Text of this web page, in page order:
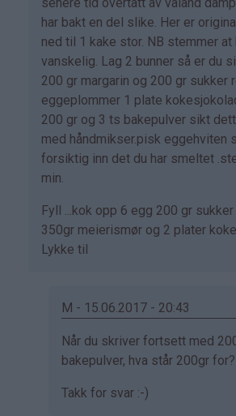
av
Marianne
(ikke
bekreftet)
har bakt en del slike. Her er
ned til 1 kake stor. NB stemmer
vanskelig. Lag 2 bunner så er du
200 gr margarin og 200 gr sukker
eggeplommer 1 plate
200 gr og 3 ts bakepulver sikt
med håndmikser.pisk eggehviten
forsiktig inn det du har smeltet
min.
Fyll ...kok opp 6 egg 200 gr
350gr meierismør og 2 plater
Lykke til
M - 15.06.2017 - 20:43
Som
svar
av
Når du skriver fortsett med
bakepulver, hva står 200gr for?
Takk for svar :-)